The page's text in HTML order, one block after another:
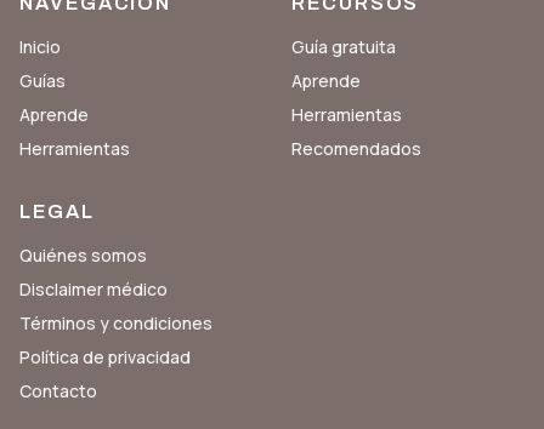
Inicio
Guías
Aprende
Herramientas
Guía gratuita
Aprende
Herramientas
Recomendados
LEGAL
Quiénes somos
Disclaimer médico
Términos y condiciones
Política de privacidad
Contacto